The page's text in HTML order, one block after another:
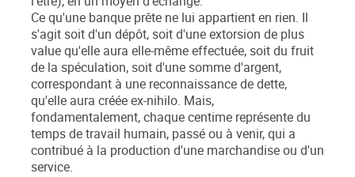
Ce qu'une banque prête ne lui appartient en rien. Il
s'agit soit d'un dépôt, soit d'une extorsion de plus
value qu'elle aura elle-même effectuée, soit du fruit
de la spéculation, soit d'une somme d'argent,
correspondant à une reconnaissance de dette,
qu'elle aura créée ex-nihilo. Mais,
fondamentalement, chaque centime représente du
temps de travail humain, passé ou à venir, qui a
contribué à la production d'une marchandise ou d'un
service.